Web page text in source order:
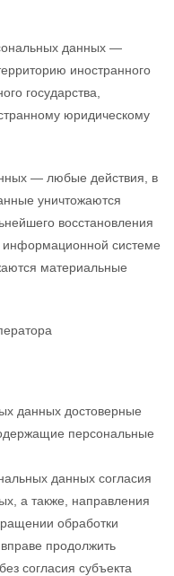
данных —
иностранного
государства,
юридическому
— любые действия, в
уничтожаются
восстановления
системе
материальные
данных достоверные
персональные
данных согласия
а также, направления
обработки
продолжить
согласия субъекта